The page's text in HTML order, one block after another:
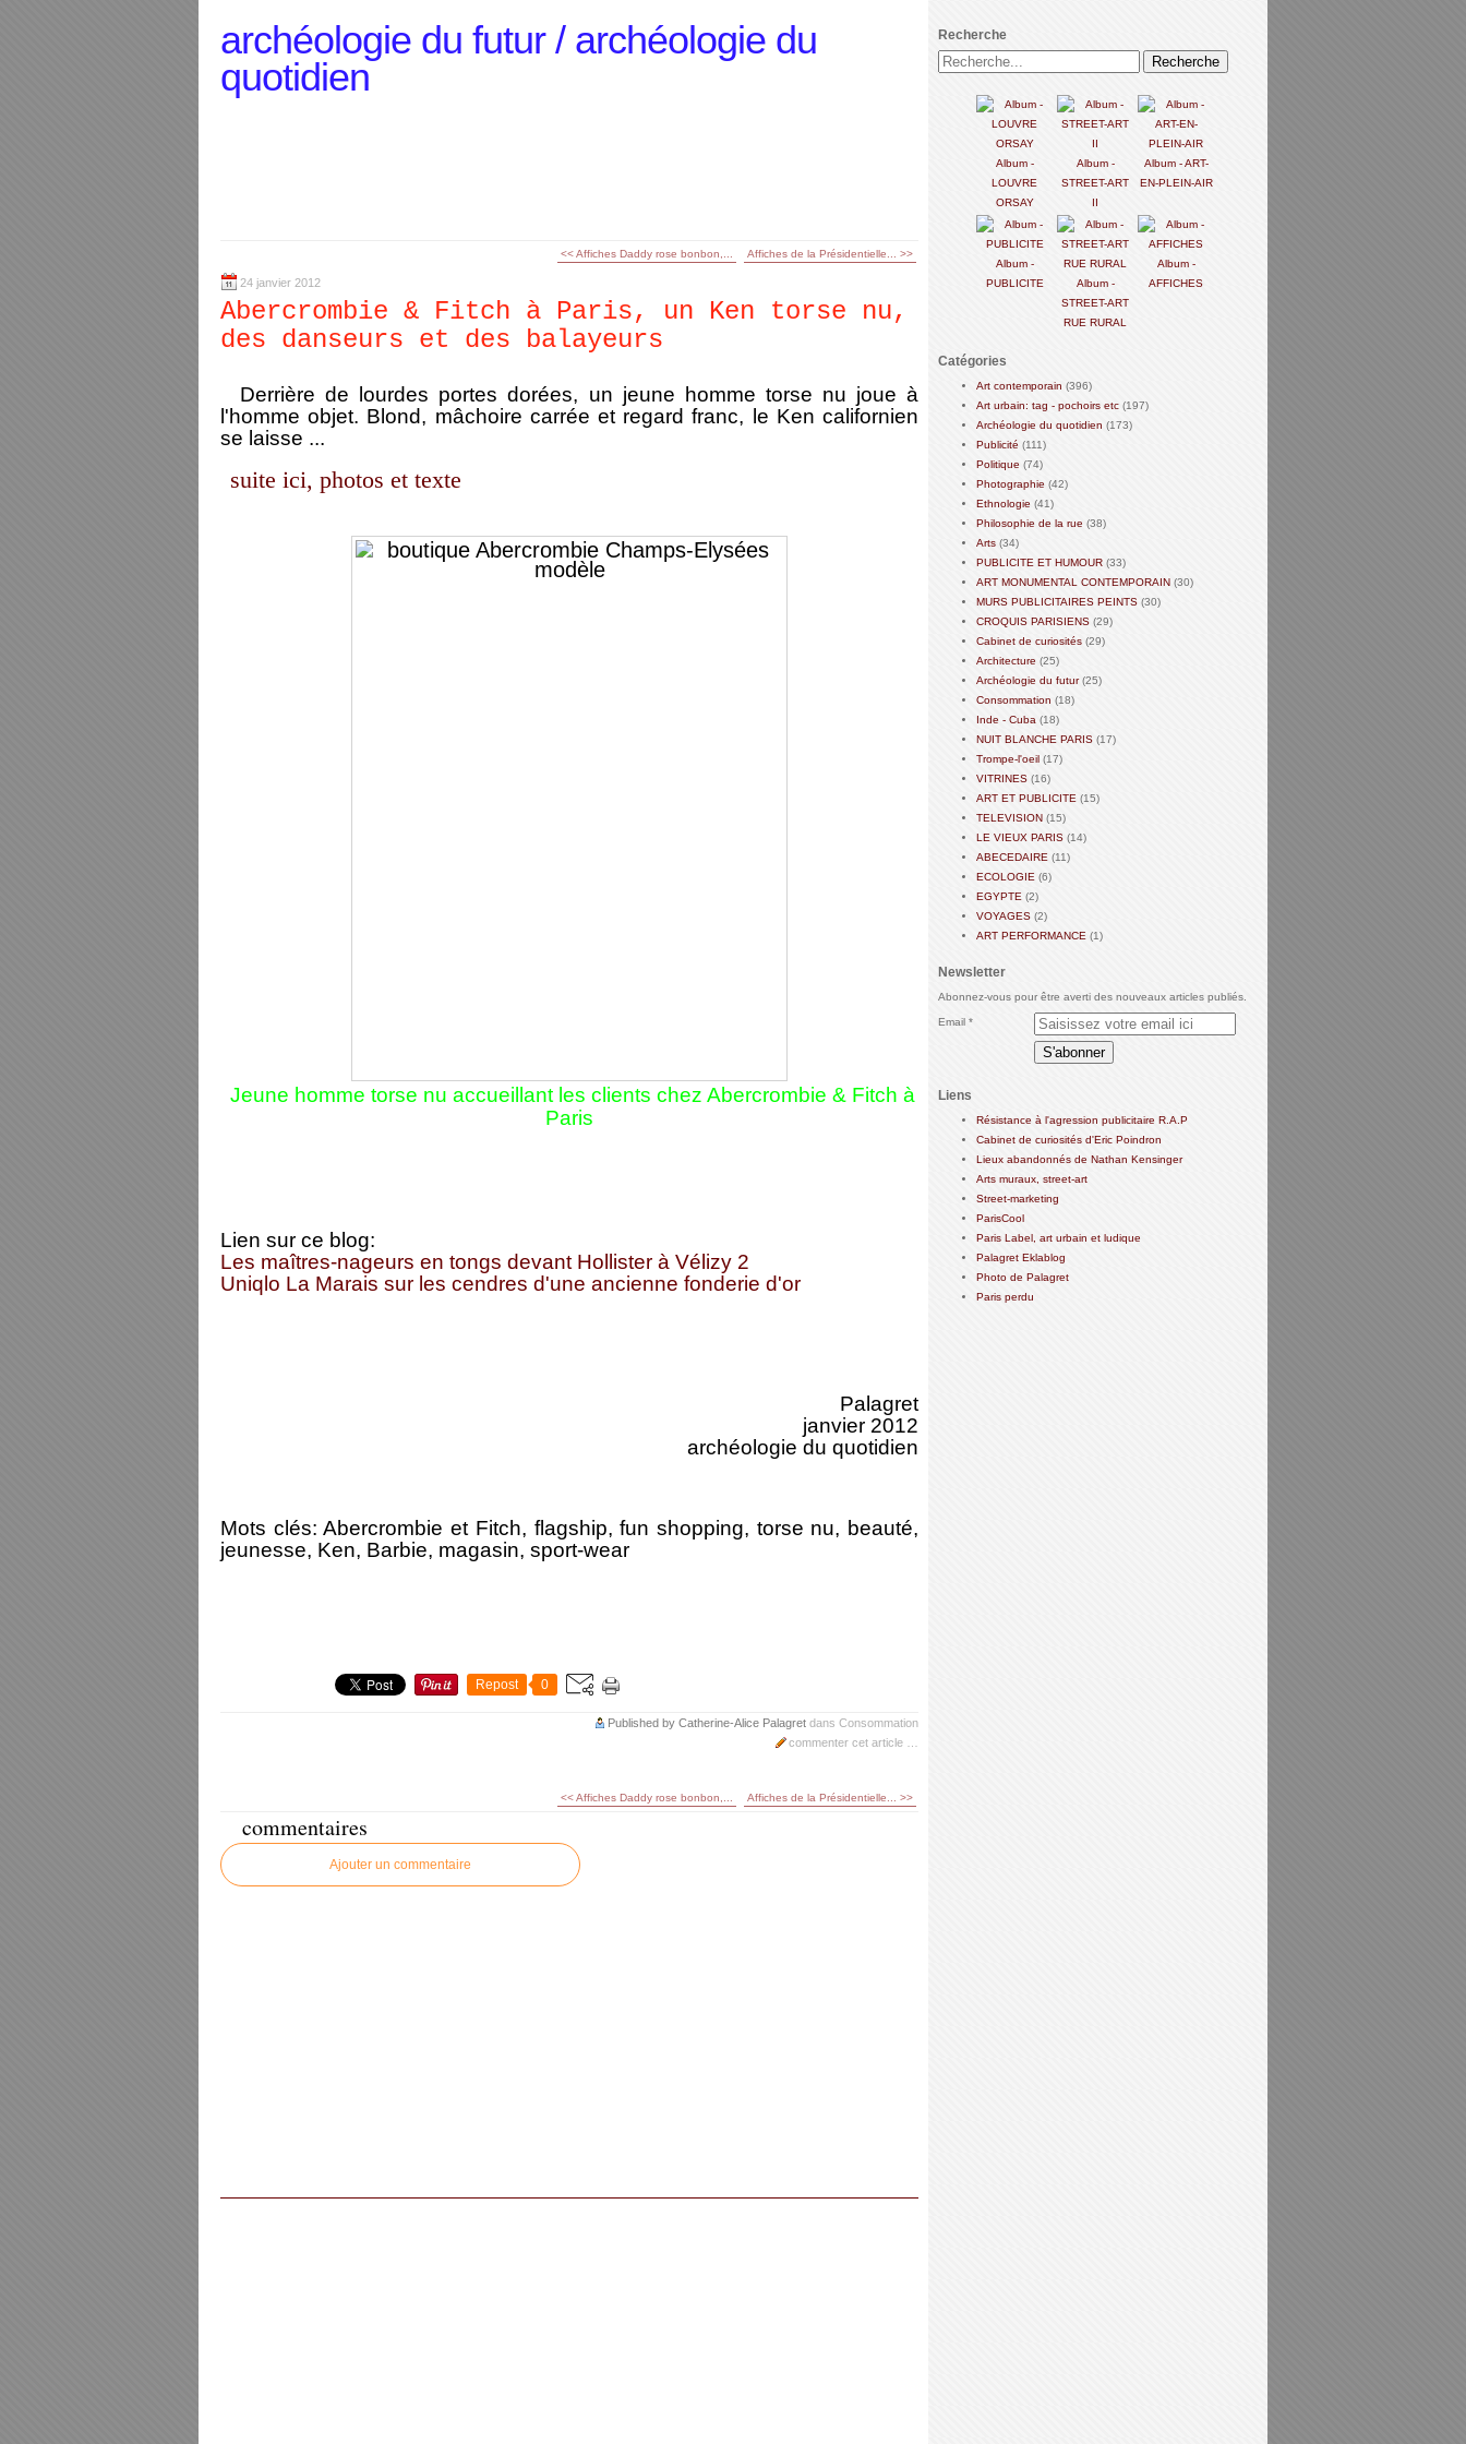
archéologie du futur / archéologie du
quotidien
<< Affiches Daddy rose bonbon,... Affiches de la Présidentielle... >>
24 janvier 2012
Abercrombie & Fitch à Paris, un Ken torse nu,
des danseurs et des balayeurs
Derrière de lourdes portes dorées, un jeune homme torse nu joue à
l'homme objet. Blond, mâchoire carrée et regard franc, le Ken californien
se laisse ...
suite ici, photos et texte
Jeune homme torse nu accueillant les clients chez Abercrombie & Fitch à
Paris
Lien sur ce blog:
Les maîtres-nageurs en tongs devant Hollister à Vélizy 2
Uniqlo La Marais sur les cendres d'une ancienne fonderie d'or
Palagret
janvier 2012
archéologie du quotidien
Mots clés: Abercrombie et Fitch, flagship, fun shopping, torse nu, beauté,
jeunesse, Ken, Barbie, magasin, sport-wear
Repost 0
Published by Catherine-Alice Palagret dans Consommation
commenter cet article
<< Affiches Daddy rose bonbon,... Affiches de la Présidentielle... >>
commentaires
Ajouter un commentaire
Recherche
Album -
LOUVRE
ORSAY
Album -
STREET-ART
II
Album - ART-
EN-PLEIN-AIR
Album -
PUBLICITE
Album -
STREET-ART
RUE RURAL
Album -
AFFICHES
Catégories
Art contemporain (396)
Art urbain: tag - pochoirs etc (197)
Archéologie du quotidien (173)
Publicité (111)
Politique (74)
Photographie (42)
Ethnologie (41)
Philosophie de la rue (38)
Arts (34)
PUBLICITE ET HUMOUR (33)
ART MONUMENTAL CONTEMPORAIN (30)
MURS PUBLICITAIRES PEINTS (30)
CROQUIS PARISIENS (29)
Cabinet de curiosités (29)
Architecture (25)
Archéologie du futur(25)
Consommation (18)
Inde - Cuba (18)
NUIT BLANCHE PARIS (17)
Trompe-l'oeil (17)
VITRINES (16)
ART ET PUBLICITE (15)
TELEVISION (15)
LE VIEUX PARIS (14)
ABECEDAIRE (11)
ECOLOGIE (6)
EGYPTE (2)
VOYAGES (2)
ART PERFORMANCE (1)
Newsletter
Abonnez-vous pour être averti des nouveaux articles publiés.
Email
Liens
Résistance à l'agression publicitaire R.A.P
Cabinet de curiosités d'Eric Poindron
Lieux abandonnés de Nathan Kensinger
Arts muraux, street-art
Street-marketing
ParisCool
Paris Label, art urbain et ludique
Palagret Eklablog
Photo de Palagret
Paris perdu